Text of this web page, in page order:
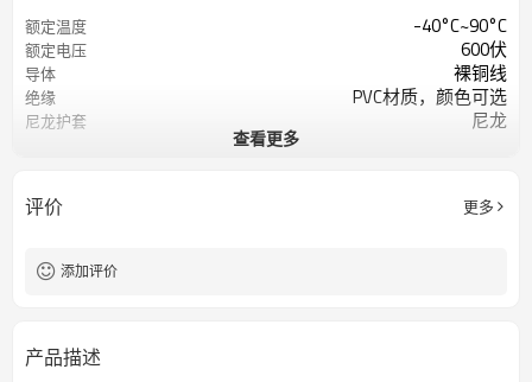
额定温度 -40°C~90°C
额定电压 600伏
导体 裸铜线
绝缘 PVC材质，颜色可选
尼龙护套 尼龙
查看更多
评价 更多
添加评价
产品描述